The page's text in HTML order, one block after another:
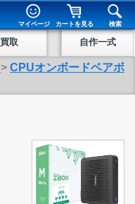
マイページ カートを見る 検索
買取 自作一式
> CPUオンボードベアボ